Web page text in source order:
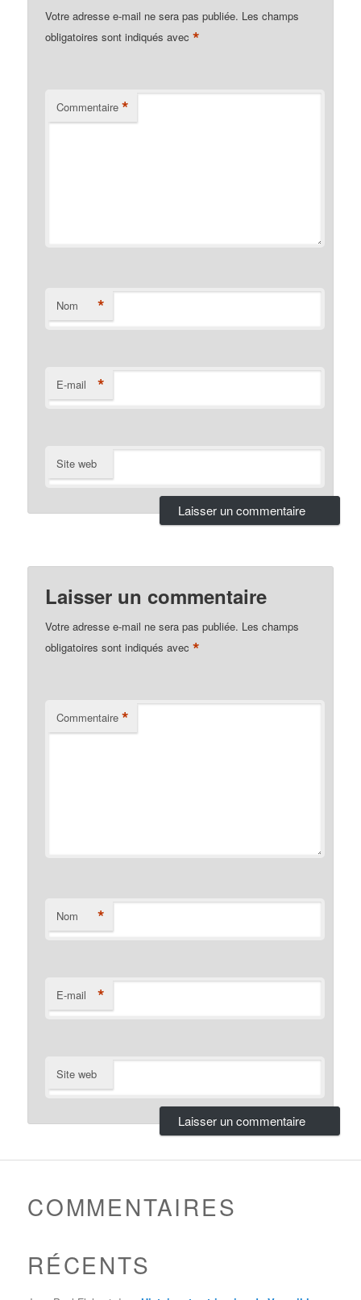
Votre adresse e-mail ne sera pas publiée. Les champs
obligatoires sont indiqués avec*
Commentaire *
Nom *
E-mail *
Site web
Laisser un commentaire
Votre adresse e-mail ne sera pas publiée. Les champs
obligatoires sont indiqués avec*
Commentaire *
Nom *
E-mail *
Site web
COMMENTAIRES
RÉCENTS